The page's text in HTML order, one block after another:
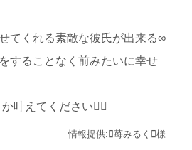
てくれる素敵な彼氏が出来る∞
することなく前みたいに幸せ
叶えてください
情報提供:苺みるく様